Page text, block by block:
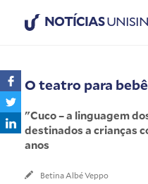
NOTÍCIAS
O teatro para
"Cuco – a linguagem
destinados a crianças
anos
Betina Albé Veppo